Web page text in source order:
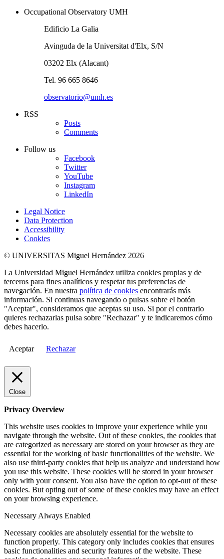
Occupational Observatory UMH
Edificio La Galia
Avinguda de la Universitat d'Elx, S/N
03202 Elx (Alacant)
Tel. 96 665 8646
observatorio@umh.es
RSS
Posts
Comments
Follow us
Facebook
Twitter
YouTube
Instagram
LinkedIn
Legal Notice
Data Protection
Accessibility
Cookies
© UNIVERSITAS Miguel Hernández 2026
La Universidad Miguel Hernández utiliza cookies propias y de
terceros para fines analíticos y respetar tus preferencias de
navegación. En nuestra política de cookies encontrarás más
información. Si continuas navegando o pulsas sobre el botón
"Aceptar", consideramos que aceptas su uso. Si por el contrario
quieres rechazarlas pulsa sobre "Rechazar" y te indicaremos cómo
debes hacerlo.
Aceptar Rechazar
Close
Privacy Overview
This website uses cookies to improve your experience while you
navigate through the website. Out of these cookies, the cookies that
are categorized as necessary are stored on your browser as they are
essential for the working of basic functionalities of the website. We
also use third-party cookies that help us analyze and understand how
you use this website. These cookies will be stored in your browser
only with your consent. You also have the option to opt-out of these
cookies. But opting out of some of these cookies may have an effect
on your browsing experience.
Necessary Always Enabled
Necessary cookies are absolutely essential for the website to
function properly. This category only includes cookies that ensures
basic functionalities and security features of the website. These